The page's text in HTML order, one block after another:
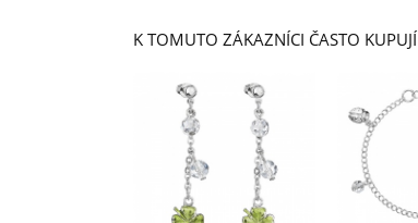
K TOMUTO ZÁKAZNÍCI ČASTO KUPUJÍ